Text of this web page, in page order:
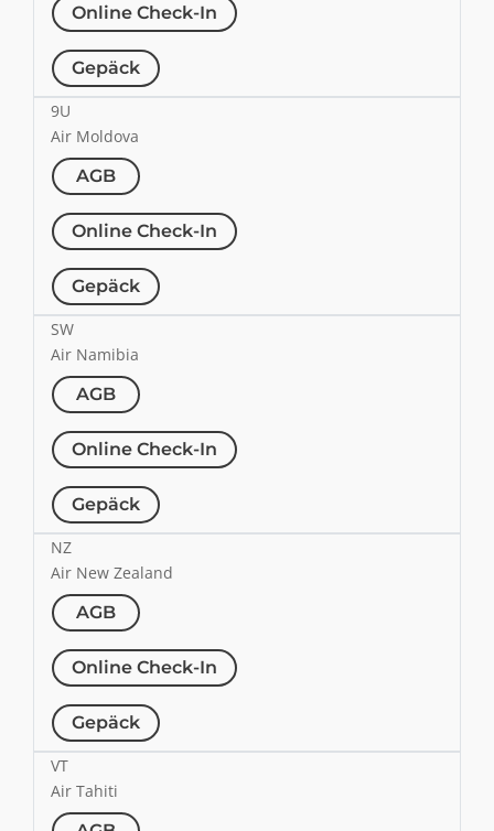
Online Check-In
Gepäck
9U
Air Moldova
AGB
Online Check-In
Gepäck
SW
Air Namibia
AGB
Online Check-In
Gepäck
NZ
Air New Zealand
AGB
Online Check-In
Gepäck
VT
Air Tahiti